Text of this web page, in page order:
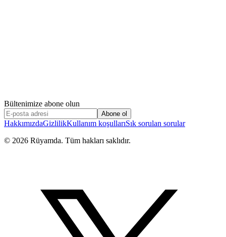
Bültenimize abone olun
Abone ol
HakkımızdaGizlilikKullanım koşullarıSık sorulan sorular
© 2026 Rüyamda. Tüm hakları saklıdır.